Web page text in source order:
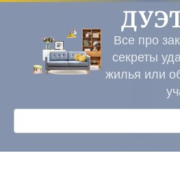
Перейти
контенту
Все про
секреты
жилья или
Поиск: